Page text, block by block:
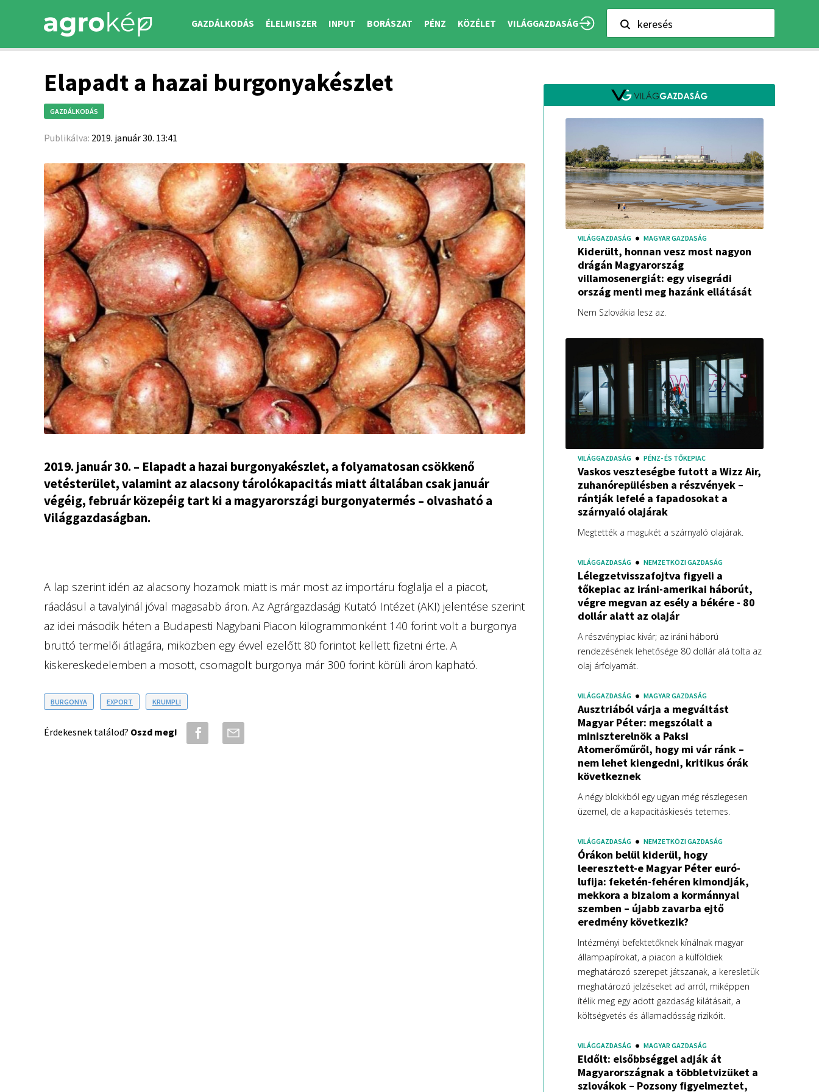
GAZDÁLKODÁS ÉLELMISZER INPUT BORÁSZAT PÉNZ KÖZÉLET VILÁGGAZDASÁG keresés
Elapadt a hazai burgonyakészlet
GAZDÁLKODÁS
Publikálva: 2019. január 30. 13:41
2019. január 30. – Elapadt a hazai burgonyakészlet, a folyamatosan csökkenő
vetésterület, valamint az alacsony tárolókapacitás miatt általában csak január
végéig, február közepéig tart ki a magyarországi burgonyatermés – olvasható a
Világgazdaságban.
A lap szerint idén az alacsony hozamok miatt is már most az importáru foglalja el a piacot,
ráadásul a tavalyinál jóval magasabb áron. Az Agrárgazdasági Kutató Intézet (AKI) jelentése szerint
az idei második héten a Budapesti Nagybani Piacon kilogrammonként 140 forint volt a burgonya
bruttó termelői átlagára, miközben egy évvel ezelőtt 80 forintot kellett fizetni érte. A
kiskereskedelemben a mosott, csomagolt burgonya már 300 forint körüli áron kapható.
BURGONYA EXPORT KRUMPLI
Érdekesnek találod? Oszd meg!
VILÁGGAZDASÁG MAGYAR GAZDASÁG
Kiderült, honnan vesz most nagyon
drágán Magyarország
villamosenergiát: egy visegrádi
ország menti meg hazánk ellátását
Nem Szlovákia lesz az.
VILÁGGAZDASÁG PÉNZ- ÉS TŐKEPIAC
Vaskos veszteségbe futott a Wizz Air,
zuhanórepülésben a részvények –
rántják lefelé a fapadosokat a
szárnyaló olajárak
Megtették a magukét a szárnyaló olajárak.
VILÁGGAZDASÁG NEMZETKÖZI GAZDASÁG
Lélegzetvisszafojtva figyeli a
tőkepiac az iráni-amerikai háborút,
végre megvan az esély a békére - 80
dollár alatt az olajár
A részvénypiac kivár; az iráni háború
rendezésének lehetősége 80 dollár alá tolta az
olaj árfolyamát.
VILÁGGAZDASÁG MAGYAR GAZDASÁG
Ausztriából várja a megváltást
Magyar Péter: megszólalt a
miniszterelnök a Paksi
Atomerőműről, hogy mi vár ránk –
nem lehet kiengedni, kritikus órák
következnek
A négy blokkból egy ugyan még részlegesen
üzemel, de a kapacitáskiesés tetemes.
VILÁGGAZDASÁG NEMZETKÖZI GAZDASÁG
Órákon belül kiderül, hogy
leeresztett-e Magyar Péter euró-
lufija: feketén-fehéren kimondják,
mekkora a bizalom a kormánnyal
szemben – újabb zavarba ejtő
eredmény következik?
Intézményi befektetőknek kínálnak magyar
állampapírokat, a piacon a külföldiek
meghatározó szerepet játszanak, a keresletük
meghatározó jelzéseket ad arról, miképpen
ítélik meg egy adott gazdaság kilátásait, a
költségvetés és államadósság rizikóit.
VILÁGGAZDASÁG MAGYAR GAZDASÁG
Eldőlt: elsőbbséggel adják át
Magyarországnak a többletvizüket a
szlovákok – Pozsony figyelmeztet,